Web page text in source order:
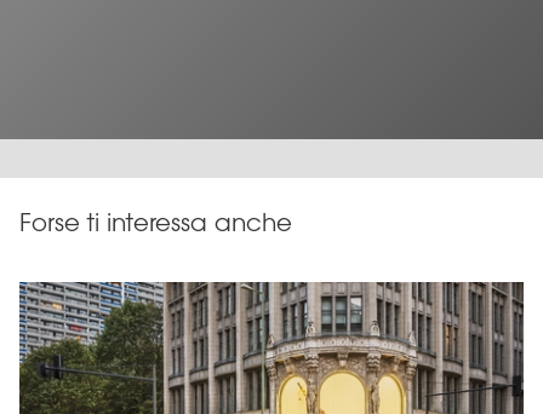
Forse ti interessa anche